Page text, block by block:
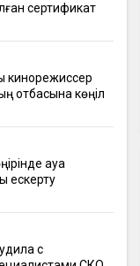
сертификат
кинорежиссер
отбасына көңіл
ауа
ескерту
с